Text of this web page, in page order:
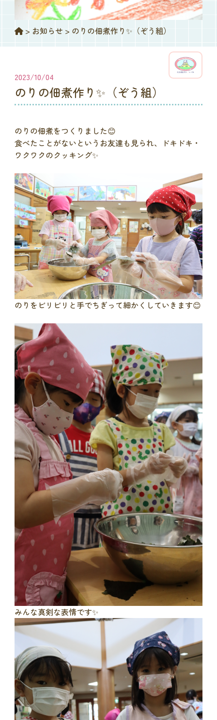
> お知らせ > のりの佃煮作り✨（ぞう組）
2023/10/04
のりの佃煮作り✨（ぞう組）
のりの佃煮をつくりました😊
食べたことがないというお友達も見られ、ドキドキ・
ワクワクのクッキング✨
のりをビリビリと手でちぎって細かくしていきます😊
みんな真剣な表情です✨